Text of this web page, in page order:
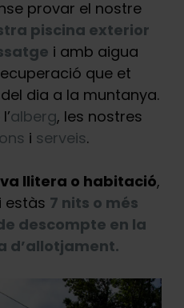
provar el nostre
piscina exterior
i amb aigua
que et
dia a la muntanya.
alberg, les nostres
i serveis.
llitera o habitació,
estàs 7 nits o més
descompte en la
d’allotjament.